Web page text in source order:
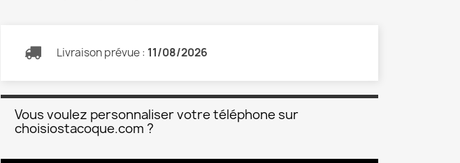
Livraison prévue : 11/08/2026
Vous voulez personnaliser votre téléphone sur
choisiostacoque.com ?